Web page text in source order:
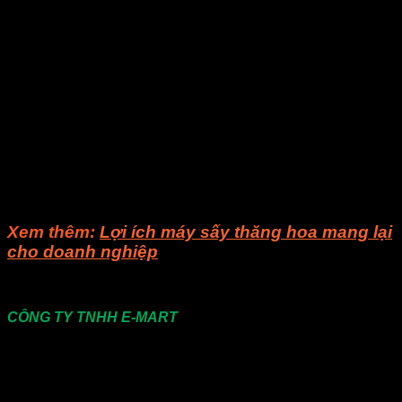
Xem thêm: Lợi ích máy sấy thăng hoa mang lại
cho doanh nghiệp
CÔNG TY TNHH E-MART